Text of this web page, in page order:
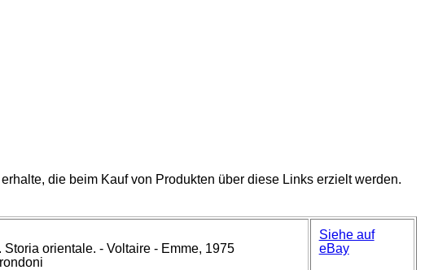
die beim Kauf von Produkten über diese Links erzielt werden.
orientale. - Voltaire - Emme, 1975
Siehe auf
eBay